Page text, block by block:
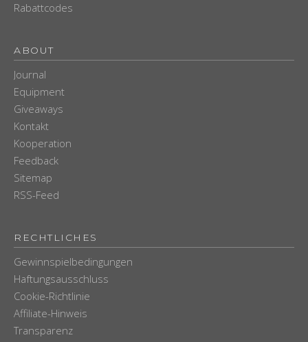
Rabattcodes
ABOUT
Journal
Equipment
Giveaways
Kontakt
Kooperation
Feedback
Sitemap
RSS-Feed
RECHTLICHES
Gewinnspielbedingungen
Haftungsausschluss
Cookie-Richtlinie
Affiliate-Hinweis
Transparenz